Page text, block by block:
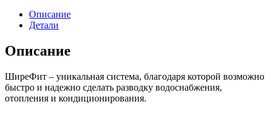
Описание
Детали
Описание
ШиреФит – уникальная система, благодаря которой возможно
быстро и надежно сделать разводку водоснабжения,
отопления и кондиционирования.